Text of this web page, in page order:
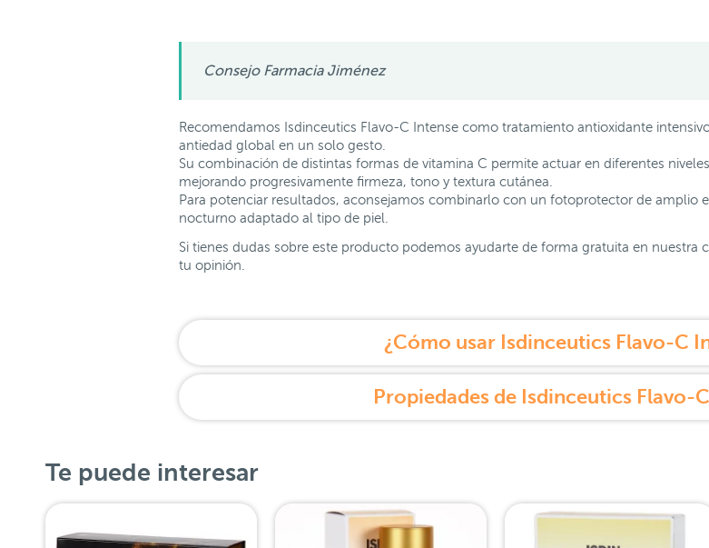
Consejo Farmacia Jiménez
Recomendamos Isdinceutics Flavo-C Intense como tratamiento antioxidante
antiedad global en un solo gesto.
Su combinación de distintas formas de vitamina C permite actuar en diferentes
mejorando progresivamente firmeza, tono y textura cutánea.
Para potenciar resultados, aconsejamos combinarlo con un fotoprotector de amplio
nocturno adaptado al tipo de piel.
Si tienes dudas sobre este producto podemos ayudarte de forma gratuita en nuestra
tu opinión.
¿Cómo usar Isdinceutics Flavo-C
Propiedades de Isdinceutics Flavo-
Te puede interesar